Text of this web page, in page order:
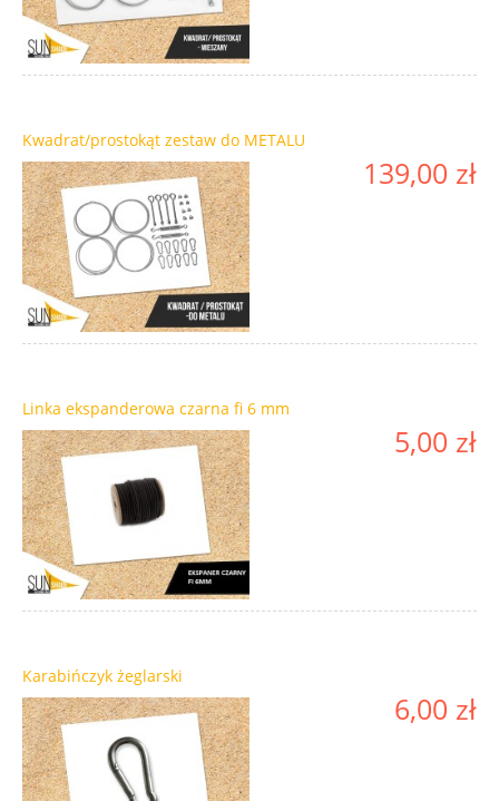
Kwadrat/prostokąt zestaw do METALU
139,00 zł
Linka ekspanderowa czarna fi 6 mm
5,00 zł
Karabińczyk żeglarski
6,00 zł